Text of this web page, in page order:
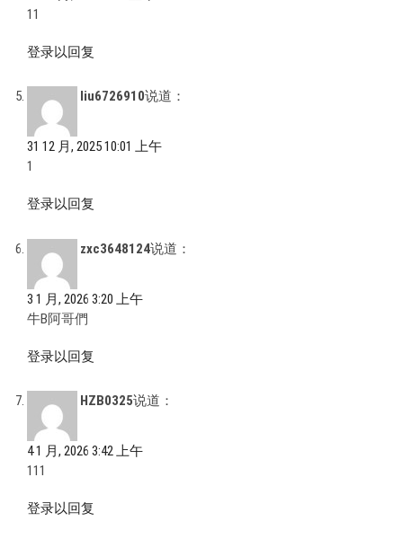
11
登录以回复
liu6726910说道：
31 12 月, 2025 10:01 上午
1
登录以回复
zxc3648124说道：
3 1 月, 2026 3:20 上午
牛B阿哥們
登录以回复
HZB0325说道：
4 1 月, 2026 3:42 上午
111
登录以回复